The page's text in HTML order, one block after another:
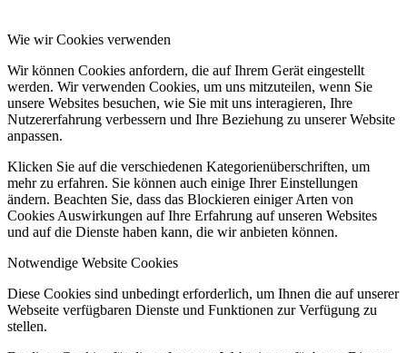
Wie wir Cookies verwenden
Wir können Cookies anfordern, die auf Ihrem Gerät eingestellt
werden. Wir verwenden Cookies, um uns mitzuteilen, wenn Sie
unsere Websites besuchen, wie Sie mit uns interagieren, Ihre
Nutzererfahrung verbessern und Ihre Beziehung zu unserer Website
anpassen.
Klicken Sie auf die verschiedenen Kategorienüberschriften, um
mehr zu erfahren. Sie können auch einige Ihrer Einstellungen
ändern. Beachten Sie, dass das Blockieren einiger Arten von
Cookies Auswirkungen auf Ihre Erfahrung auf unseren Websites
und auf die Dienste haben kann, die wir anbieten können.
Notwendige Website Cookies
Diese Cookies sind unbedingt erforderlich, um Ihnen die auf unserer
Webseite verfügbaren Dienste und Funktionen zur Verfügung zu
stellen.